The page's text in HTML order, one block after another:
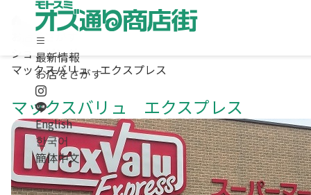
最新情報
お店をさがす
English
한국어
簡体中文
ホーム
お店をさがす
求人情報
商店街について / お問合わせ
Instagram
LINE
English/한국어/簡体中文
お店をさがす
ショッピング
マックスバリュ エクスプレス
マックスバリュ エクスプレス